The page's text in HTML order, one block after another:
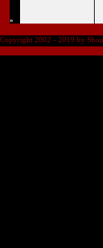
»
Copyright 2002 - 2019 by